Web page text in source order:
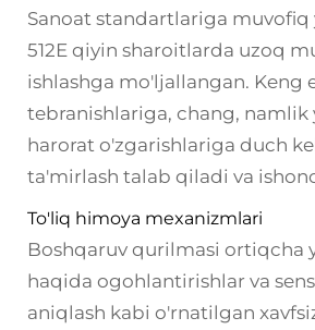
Sanoat standartlariga muvofiq
512E qiyin sharoitlarda uzoq
ishlashga mo'ljallangan. Keng
tebranishlariga, chang, namlik
harorat o'zgarishlariga duch
ta'mirlash talab qiladi va
To'liq himoya mexanizmlari
Boshqaruv qurilmasi ortiqcha
haqida ogohlantirishlar va
aniqlash kabi o'rnatilgan